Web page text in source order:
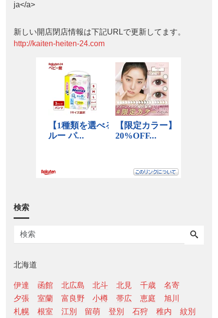
ja</a>
新しい開店閉店情報は下記URLで更新してます。
http://kaiten-heiten-24.com
検索
北海道
伊達 函館 北広島 北斗 北見 千歳
名寄
夕張
室蘭 富良野 小樽 帯広 恵庭
旭川
札幌
根室 江別 留萌 登別 石狩 稚内
紋別